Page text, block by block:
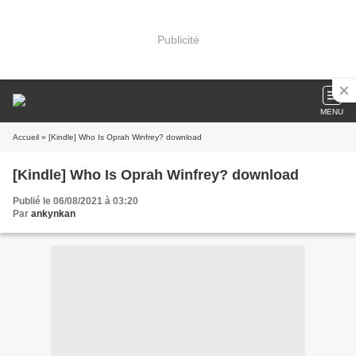
Publicité
MENU
Accueil » [Kindle] Who Is Oprah Winfrey? download
[Kindle] Who Is Oprah Winfrey? download
Publié le 06/08/2021 à 03:20
Par ankynkan